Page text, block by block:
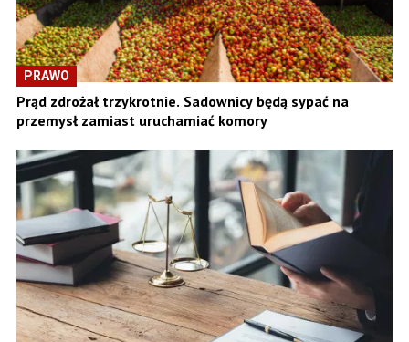
PRAWO
Prąd zdrożał trzykrotnie. Sadownicy będą sypać na
przemysł zamiast uruchamiać komory